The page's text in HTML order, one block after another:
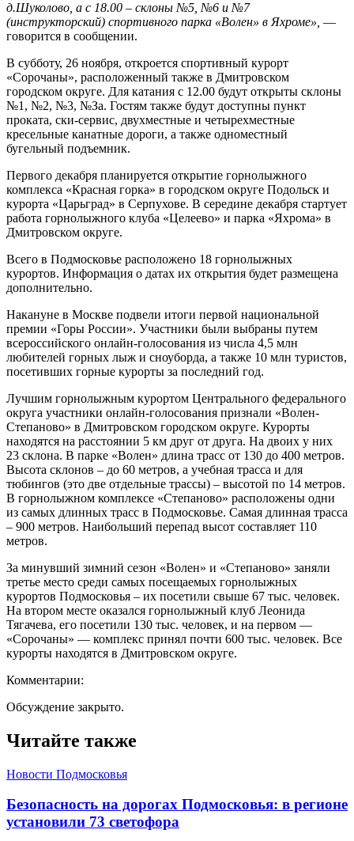
д.Шуколово, а с 18.00 – склоны №5, №6 и №7
(инструкторский) спортивного парка «Волен» в Яхроме», —
говорится в сообщении.
В субботу, 26 ноября, откроется спортивный курорт
«Сорочаны», расположенный также в Дмитровском
городском округе. Для катания с 12.00 будут открыты склоны
№1, №2, №3, №За. Гостям также будут доступны пункт
проката, ски-сервис, двухместные и четырехместные
кресельные канатные дороги, а также одноместный
бугельный подъемник.
Первого декабря планируется открытие горнолыжного
комплекса «Красная горка» в городском округе Подольск и
курорта «Царьград» в Серпухове. В середине декабря стартует
работа горнолыжного клуба «Целеево» и парка «Яхрома» в
Дмитровском округе.
Всего в Подмосковье расположено 18 горнолыжных
курортов. Информация о датах их открытия будет размещена
дополнительно.
Накануне в Москве подвели итоги первой национальной
премии «Горы России». Участники были выбраны путем
всероссийского онлайн-голосования из числа 4,5 млн
любителей горных лыж и сноуборда, а также 10 млн туристов,
посетивших горные курорты за последний год.
Лучшим горнолыжным курортом Центрального федерального
округа участники онлайн-голосования признали «Волен-
Степаново» в Дмитровском городском округе. Курорты
находятся на расстоянии 5 км друг от друга. На двоих у них
23 склона. В парке «Волен» длина трасс от 130 до 400 метров.
Высота склонов – до 60 метров, а учебная трасса и для
тюбингов (это две отдельные трассы) – высотой по 14 метров.
В горнолыжном комплексе «Степаново» расположены одни
из самых длинных трасс в Подмосковье. Самая длинная трасса
– 900 метров. Наибольший перепад высот составляет 110
метров.
За минувший зимний сезон «Волен» и «Степаново» заняли
третье место среди самых посещаемых горнолыжных
курортов Подмосковья – их посетили свыше 67 тыс. человек.
На втором месте оказался горнолыжный клуб Леонида
Тягачева, его посетили 130 тыс. человек, и на первом —
«Сорочаны» — комплекс принял почти 600 тыс. человек. Все
курорты находятся в Дмитровском округе.
Комментарии:
Обсуждение закрыто.
Читайте также
Новости Подмосковья
Безопасность на дорогах Подмосковья: в регионе
установили 73 светофора